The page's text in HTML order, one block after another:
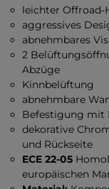
leichter Offroad-
aggressives
abnehmbares
2
Abzüge
Kinnbelüftung
abnehmbare
Befestigung mit
dekorative
und Rückseite
ECE 22-05
europäischen